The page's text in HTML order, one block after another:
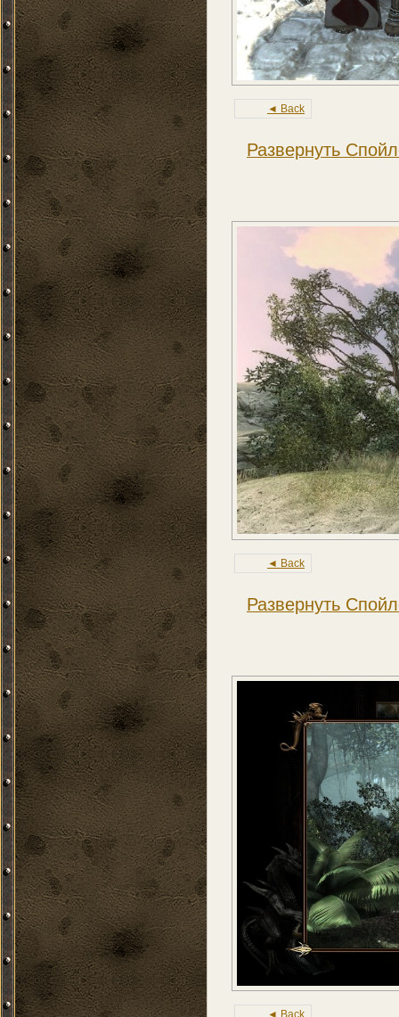
◄ Back
Развернуть
◄ Back
Развернуть